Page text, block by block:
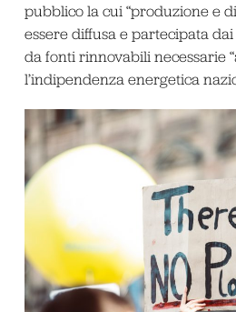
pubblico la cui “produzione e
essere diffusa e partecipata
da fonti rinnovabili necessarie
l’indipendenza energetica